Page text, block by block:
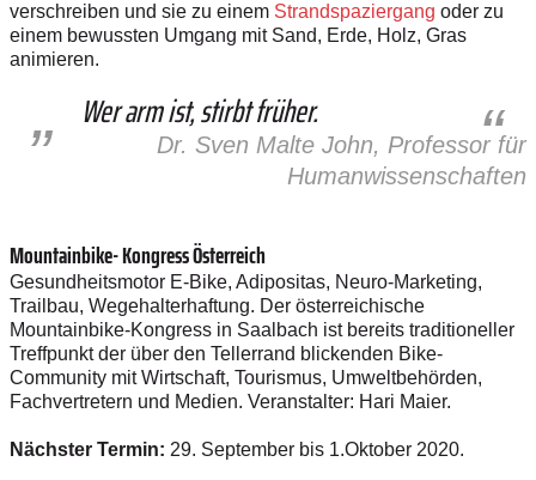
verschreiben und sie zu einem Strandspaziergang oder zu
einem bewussten Umgang mit Sand, Erde, Holz, Gras
animieren.
Wer arm ist, stirbt früher.
Dr. Sven Malte John, Professor für
Humanwissenschaften
Mountainbike- Kongress Österreich
Gesundheitsmotor E-Bike, Adipositas, Neuro-Marketing,
Trailbau, Wegehalterhaftung. Der österreichische
Mountainbike-Kongress in Saalbach ist bereits traditioneller
Treffpunkt der über den Tellerrand blickenden Bike-
Community mit Wirtschaft, Tourismus, Umweltbehörden,
Fachvertretern und Medien. Veranstalter: Hari ­Maier.
Nächster Termin: 29. September bis 1.Oktober 2020.